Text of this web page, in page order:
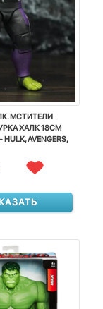
МСТИТЕЛИ
ХАЛК 18СМ
AVENGERS,